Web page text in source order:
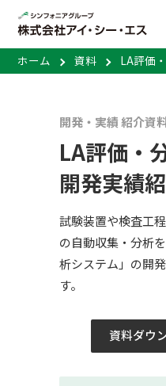
ホーム 資料 LA評価
開発・実績 紹介資
LA評価・
開発実績
試験装置や検査工
の自動収集・分析
析システム」の開
す。
資料ダウ